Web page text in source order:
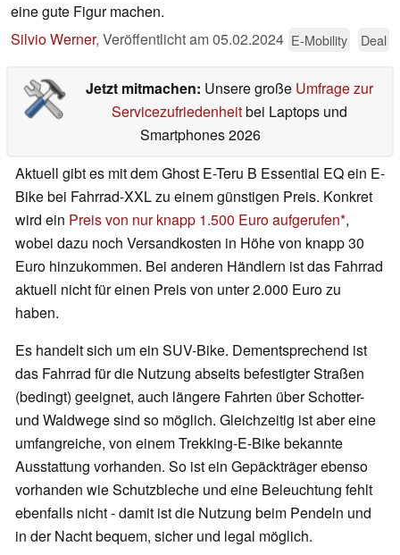
eine gute Figur machen.
Silvio Werner, Veröffentlicht am05.02.2024 E-Mobility Deal
Jetzt mitmachen: Unsere große Umfrage zur
Servicezufriedenheitbei Laptops und
Smartphones 2026
Aktuell gibt es mit dem Ghost E-Teru B Essential EQ ein E-
Bike bei Fahrrad-XXL zu einem günstigen Preis. Konkret
wird ein Preis von nur knapp 1.500 Euro aufgerufen ,
wobei dazu noch Versandkosten in Höhe von knapp 30
Euro hinzukommen. Bei anderen Händlern ist das Fahrrad
aktuell nicht für einen Preis von unter 2.000 Euro zu
haben.
Es handelt sich um ein SUV-Bike. Dementsprechend ist
das Fahrrad für die Nutzung abseits befestigter Straßen
(bedingt) geeignet, auch längere Fahrten über Schotter-
und Waldwege sind so möglich. Gleichzeitig ist aber eine
umfangreiche, von einem Trekking-E-Bike bekannte
Ausstattung vorhanden. So ist ein Gepäckträger ebenso
vorhanden wie Schutzbleche und eine Beleuchtung fehlt
ebenfalls nicht - damit ist die Nutzung beim Pendeln und
in der Nacht bequem, sicher und legal möglich.